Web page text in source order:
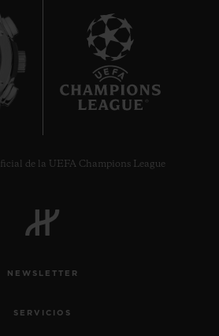
de la UEFA Champions League
NEWSLETTER
SERVICIOS